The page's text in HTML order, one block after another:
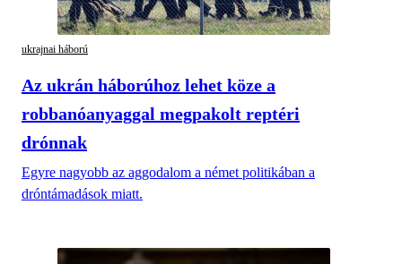
ukrajnai háború
Az ukrán háborúhoz lehet köze a
robbanóanyaggal megpakolt reptéri
drónnak
Egyre nagyobb az aggodalom a német politikában a
dróntámadások miatt.